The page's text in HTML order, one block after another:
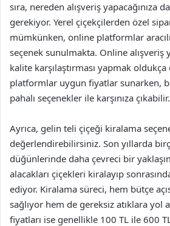
sıra, nereden alışveriş yapacağınıza
gerekiyor. Yerel çiçekçilerden özel
mümkünken, online platformlar
seçenek sunulmakta. Online alışveriş
kalite karşılaştırması yapmak oldukça
platformlar uygun fiyatlar sunarken,
pahalı seçenekler ile karşınıza çıkabilir.
Ayrıca, gelin teli çiçeği kiralama
değerlendirebilirsiniz. Son yıllarda
düğünlerinde daha çevreci bir
alacakları çiçekleri kiralayıp
ediyor. Kiralama süreci, hem bütçe
sağlıyor hem de gereksiz atıklara yol
fiyatları ise genellikle 100 TL ile 600